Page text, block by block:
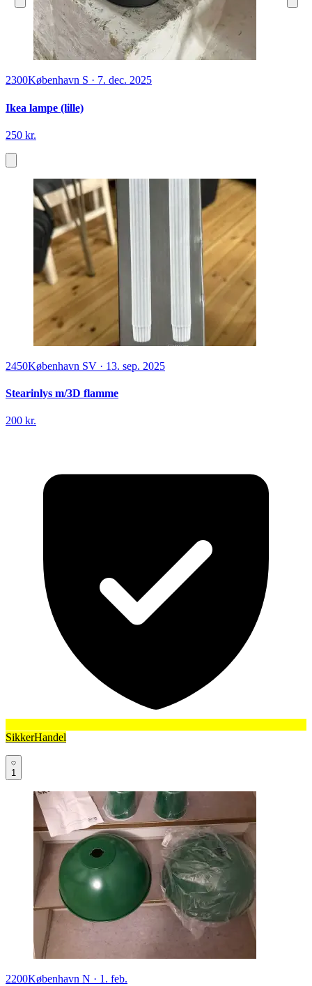
2300København S · 7. dec. 2025
Ikea lampe (lille)
250 kr.
2450København SV · 13. sep. 2025
Stearinlys m/3D flamme
200 kr.
SikkerHandel
1
2200København N · 1. feb.